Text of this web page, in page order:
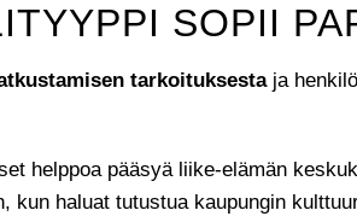
SOPII
tarkoituksestaja
helppoa pääsyä liike-elämän
kun haluat tutustua kaupungin